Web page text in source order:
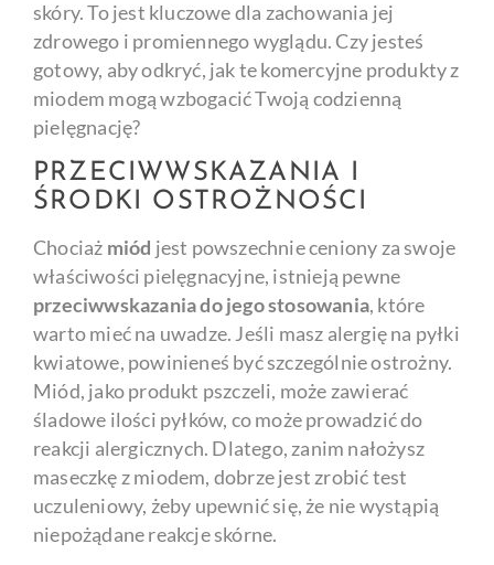
skóry. To jest kluczowe dla zachowania jej
zdrowego i promiennego wyglądu. Czy jesteś
gotowy, aby odkryć, jak te komercyjne produkty z
miodem mogą wzbogacić Twoją codzienną
pielęgnację?
PRZECIWWSKAZANIA I
ŚRODKI OSTROŻNOŚCI
Chociaż miód jest powszechnie ceniony za swoje
właściwości pielęgnacyjne, istnieją pewne
przeciwwskazania do jego stosowania, które
warto mieć na uwadze. Jeśli masz alergię na pyłki
kwiatowe, powinieneś być szczególnie ostrożny.
Miód, jako produkt pszczeli, może zawierać
śladowe ilości pyłków, co może prowadzić do
reakcji alergicznych. Dlatego, zanim nałożysz
maseczkę z miodem, dobrze jest zrobić test
uczuleniowy, żeby upewnić się, że nie wystąpią
niepożądane reakcje skórne.